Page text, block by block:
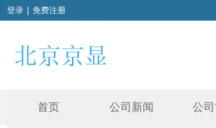
登录 免费注册
首页 公司新闻 公